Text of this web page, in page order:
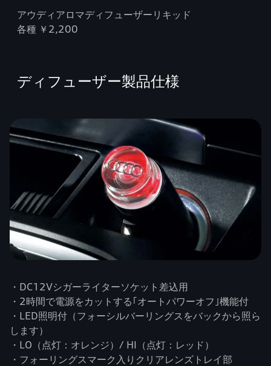
アウディアロマディフューザーリキッド
各種 ￥2,200
ディフューザー製品仕様
・DC12Vシガーライターソケット差込用
・2時間で電源をカットする｢オートパワーオフ｣機能付
・LED照明付（フォーシルバーリングスをバックから照ら
します）
・LO（点灯：オレンジ）/ HI（点灯：レッド）
・フォーリングスマーク入りクリアレンズトレイ部